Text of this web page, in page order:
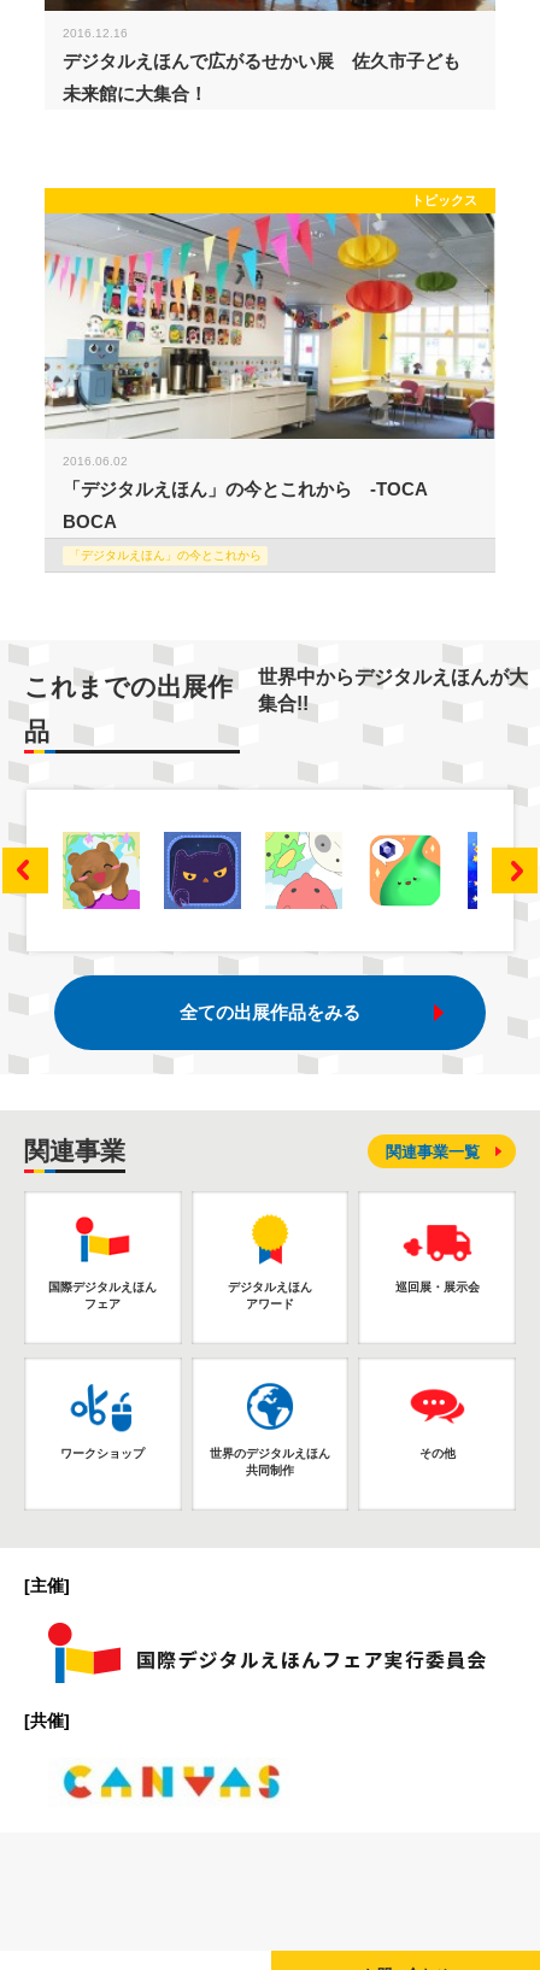
2016.12.16
デジタルえほんで広がるせかい展 佐久市子ども
未来館に大集合！
トピックス
2016.06.02
「デジタルえほん」の今とこれから -TOCA
BOCA
「デジタルえほん」の今とこれから
これまでの出展作
品
世界中からデジタルえほんが大
集合!!
全ての出展作品をみる
関連事業
国際デジタルえほん
フェア
デジタルえほん
アワード
巡回展・展示会
ワークショップ
世界のデジタルえほん
共同制作
その他
関連事業一覧
[主催]
[共催]